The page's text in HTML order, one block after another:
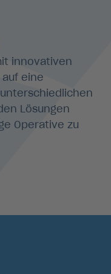
innovativen
eine
Lösungen
Operative zu